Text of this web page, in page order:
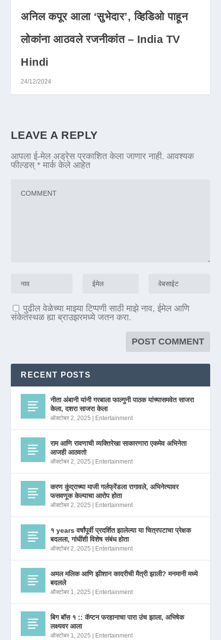
अनिल कपूर आला ‘सुभेदार’, व्हिडिओ पाहून
लोकांना आठवले रजनीकांत – India TV
Hindi
24/12/2024
LEAVE A REPLY
आपला ई-मेल अड्रेस प्रकाशित केला जाणार नाही. आवश्यक
फील्डस्* मार्क केले आहेत
पुढील वेळेच्या माझ्या टिप्पणी साठी माझे नाव, ईमेल आणि
संकेतस्थळ ह्या ब्राउझरमध्ये जतन करा.
RECENT POSTS
नीता अंबानी यांनी गरबाला फाल्गुनी पाठक यांच्यासमवेत साजरा
केला, दशरा साजरा केला
ऑक्टोबर 2, 2025 Entertainment
राम आणि रावणाची व्यक्तिरेखा साकारणारा एकमेव अभिनेता
आजही आठवतो
ऑक्टोबर 2, 2025 Entertainment
करण कुंद्राच्या माजी गर्लफ्रेंडला रागावले, अभिनेत्यावर
फसवणूक केल्याचा आरोप होता
ऑक्टोबर 2, 2025 Entertainment
१ years वर्षांपूर्वी प्रदर्शित झालेल्या या चित्रपटाचा प्रेक्षक
बदलला, गांधींशी विशेष संबंध होता
ऑक्टोबर 2, 2025 Entertainment
अमल मलिक आणि झीशान कादरीची मैत्री झाली? मनमानी मध्ये
बदलले
ऑक्टोबर 1, 2025 Entertainment
बिग बॉस १ :: कॅप्टन फरहानाचा पारा उंच झाला, अभिषेक
लक्ष्यवर आला
ऑक्टोबर 1, 2025 Entertainment